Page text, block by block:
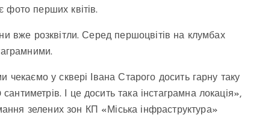
фото перших квітів.
вже розквітли. Серед першоцвітів на клумбах
чекаємо у сквері Івана Старого досить гарну таку
І це досить така інстаграмна локація»,
зелених зон КП «Міська інфраструктура»